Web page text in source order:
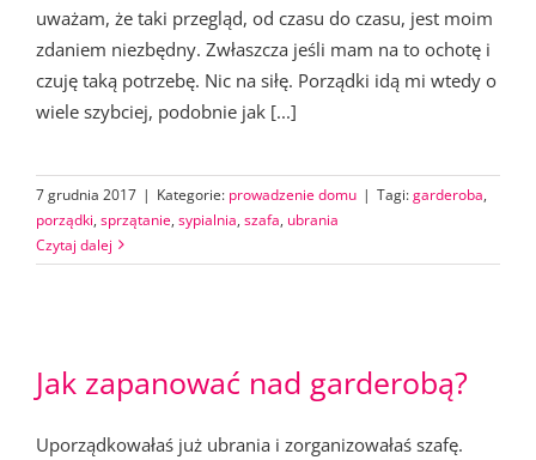
uważam, że taki przegląd, od czasu do czasu, jest moim
zdaniem niezbędny. Zwłaszcza jeśli mam na to ochotę i
czuję taką potrzebę. Nic na siłę. Porządki idą mi wtedy o
wiele szybciej, podobnie jak [...]
7 grudnia 2017 | Kategorie: prowadzenie domu | Tagi:garderoba,
porządki, sprzątanie, sypialnia, szafa, ubrania
Czytaj dalej
Jak zapanować nad garderobą?
Uporządkowałaś już ubrania i zorganizowałaś szafę.